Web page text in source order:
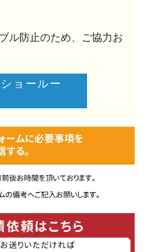
ル防止のため、ご協力お
ョールー